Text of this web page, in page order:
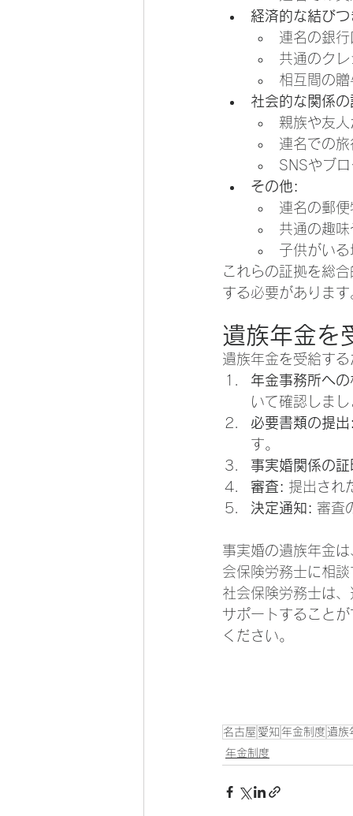
経済的な結び
連名の銀行
共通のク
相互間の
社会的な関係
親族や友
連名での
SNSやブ
その他:
連名の郵便
共通の趣
子供がい
これらの証拠を総
する必要があります
遺族年金を
遺族年金を受給す
年金事務所へ
いて確認しま
必要書類の提
す。
事実婚関係の
審査: 提出され
決定通知: 審査
事実婚の遺族年金
会保険労務士に相
社会保険労務士は
サポートすること
ください。
名古屋 愛知 年金制度 遺族
年金制度